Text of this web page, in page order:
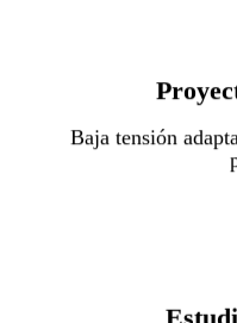
Baja tensión
Subcontrata el
él, cero